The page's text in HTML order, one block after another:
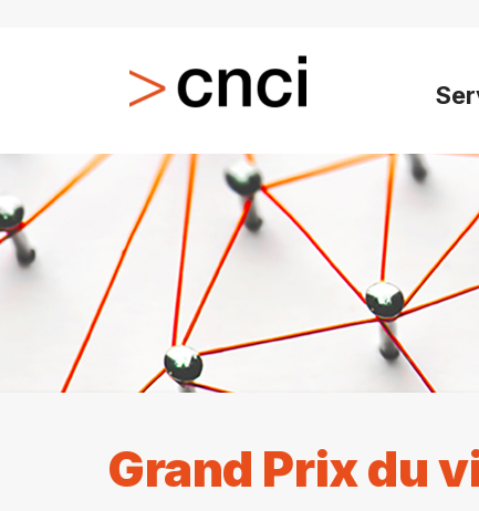
Grand Prix du